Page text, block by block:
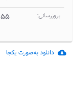
بروزرسانی: ۱۱۵۵
cloud_download دانلود به‌صورت یکجا